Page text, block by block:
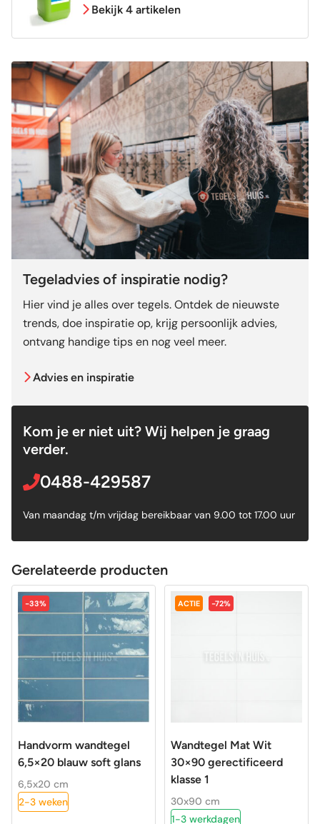
Bekijk 4 artikelen
Tegeladvies of inspiratie nodig?
Hier vind je alles over tegels. Ontdek de nieuwste
trends, doe inspiratie op, krijg persoonlijk advies,
ontvang handige tips en nog veel meer.
Advies en inspiratie
Kom je er niet uit? Wij helpen je graag
verder.
0488-429587
Van maandag t/m vrijdag bereikbaar van 9.00 tot 17.00 uur
Gerelateerde producten
-33%
Handvorm wandtegel
6,5×20 blauw soft glans
6,5x20 cm
2-3 weken
ACTIE -72%
Wandtegel Mat Wit
30×90 gerectificeerd
klasse 1
30x90 cm
1-3 werkdagen